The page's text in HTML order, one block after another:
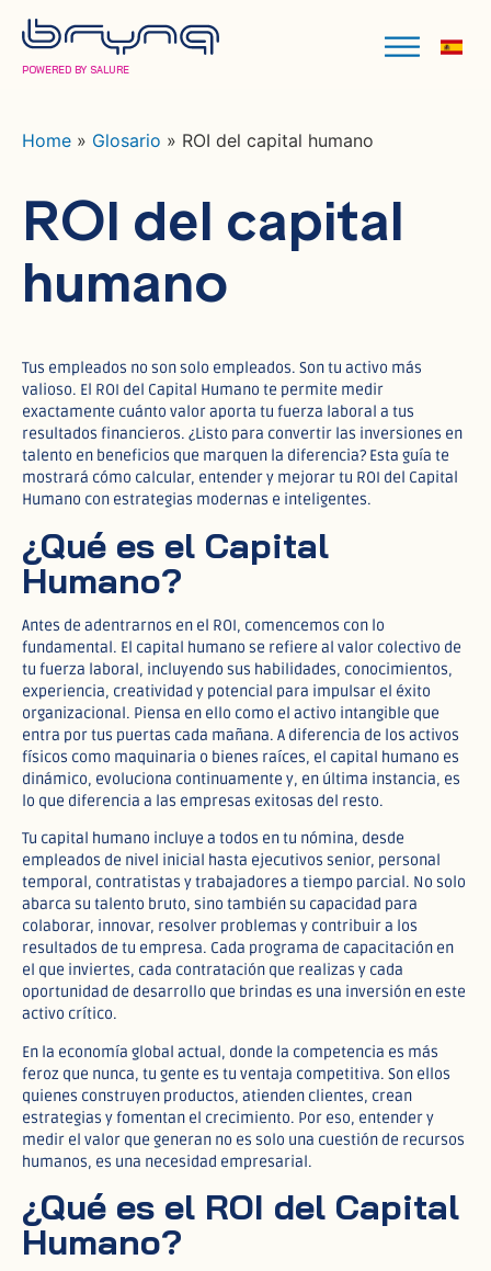
POWERED BY SALURE
Home » Glosario » ROI del capital humano
ROI del capital
humano
Tus empleados no son solo empleados. Son tu activo más
valioso. El ROI del Capital Humano te permite medir
exactamente cuánto valor aporta tu fuerza laboral a tus
resultados financieros. ¿Listo para convertir las inversiones en
talento en beneficios que marquen la diferencia? Esta guía te
mostrará cómo calcular, entender y mejorar tu ROI del Capital
Humano con estrategias modernas e inteligentes.
¿Qué es el Capital
Humano?
Antes de adentrarnos en el ROI, comencemos con lo
fundamental. El capital humano se refiere al valor colectivo de
tu fuerza laboral, incluyendo sus habilidades, conocimientos,
experiencia, creatividad y potencial para impulsar el éxito
organizacional. Piensa en ello como el activo intangible que
entra por tus puertas cada mañana. A diferencia de los activos
físicos como maquinaria o bienes raíces, el capital humano es
dinámico, evoluciona continuamente y, en última instancia, es
lo que diferencia a las empresas exitosas del resto.
Tu capital humano incluye a todos en tu nómina, desde
empleados de nivel inicial hasta ejecutivos senior, personal
temporal, contratistas y trabajadores a tiempo parcial. No solo
abarca su talento bruto, sino también su capacidad para
colaborar, innovar, resolver problemas y contribuir a los
resultados de tu empresa. Cada programa de capacitación en
el que inviertes, cada contratación que realizas y cada
oportunidad de desarrollo que brindas es una inversión en este
activo crítico.
En la economía global actual, donde la competencia es más
feroz que nunca, tu gente es tu ventaja competitiva. Son ellos
quienes construyen productos, atienden clientes, crean
estrategias y fomentan el crecimiento. Por eso, entender y
medir el valor que generan no es solo una cuestión de recursos
humanos, es una necesidad empresarial.
¿Qué es el ROI del Capital
Humano?